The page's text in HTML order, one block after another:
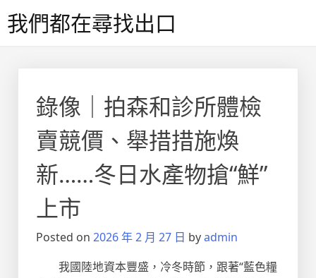
to我們都在尋找出口
錄像｜拍森和診所體檢
賣競價、舉措措施煥
新……冬日水產物搶“鮮”
上市
Posted on 2026 年 2 月 27 日 byadmin
我國陸地資本豐盛，冷冬時節，跟著“藍色糧